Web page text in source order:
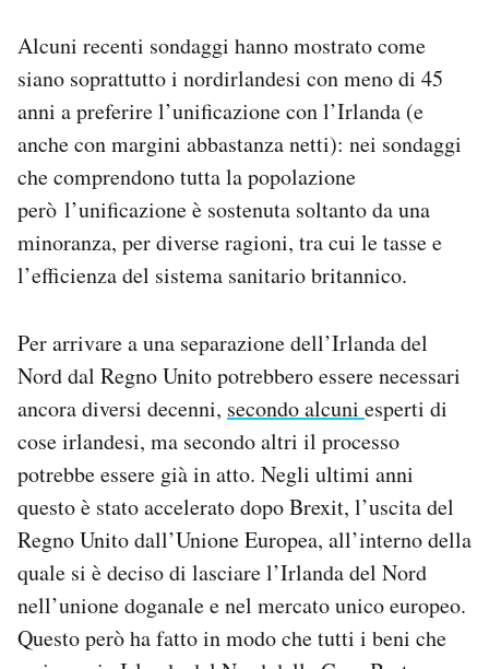
Alcuni recenti sondaggi hanno mostrato come
siano soprattutto i nordirlandesi con meno di 45
anni a preferire l’unificazione con l’Irlanda (e
anche con margini abbastanza netti): nei sondaggi
che comprendono tutta la popolazione
però l’unificazione è sostenuta soltanto da una
minoranza, per diverse ragioni, tra cui le tasse e
l’efficienza del sistema sanitario britannico.
Per arrivare a una separazione dell’Irlanda del
Nord dal Regno Unito potrebbero essere necessari
ancora diversi decenni, secondo alcuni esperti di
cose irlandesi, ma secondo altri il processo
potrebbe essere già in atto. Negli ultimi anni
questo è stato accelerato dopo Brexit, l’uscita del
Regno Unito dall’Unione Europea, all’interno della
quale si è deciso di lasciare l’Irlanda del Nord
nell’unione doganale e nel mercato unico europeo.
Questo però ha fatto in modo che tutti i beni che